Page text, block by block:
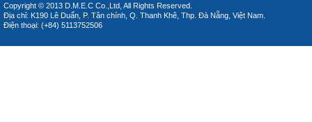
Copyright © 2013 D.M.E.C Co.,Ltd, All Rights Reserved.
Địa chỉ: K190 Lê Duẩn, P. Tân chính, Q. Thanh Khê, Thp. Đà Nẵng, Việt Nam.
Điện thoại: (+84) 5113752506